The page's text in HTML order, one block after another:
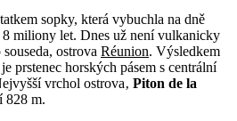
sopky, která vybuchla na dně
8 miliony let. Dnes už není vulkanicky
ostrova Réunion. Výsledkem
prstenec horských pásem s centrální
vrchol ostrova‚ Piton de la
828 m.